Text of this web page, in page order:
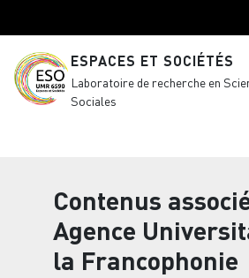
ESPACES ET SOCIÉTÉS
Laboratoire de recherche en
Sociales
Contenus
Agence
la Francophonie